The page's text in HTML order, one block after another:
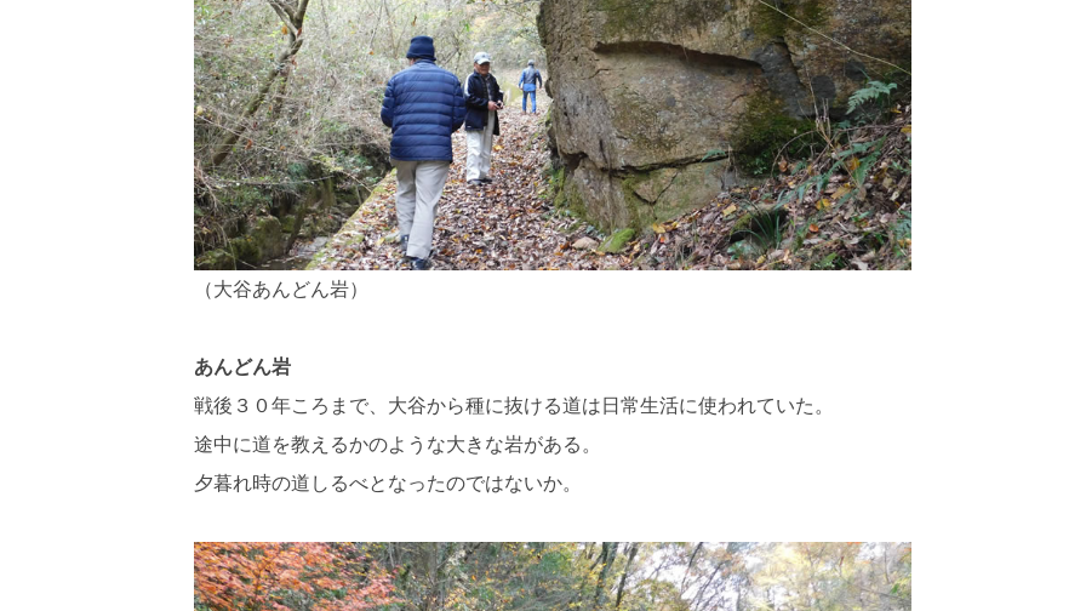
（大谷あんどん岩）
あんどん岩
戦後３０年ころまで、大谷から種に抜ける道は日常生活に使われていた。
途中に道を教えるかのような大きな岩がある。
夕暮れ時の道しるべとなったのではないか。